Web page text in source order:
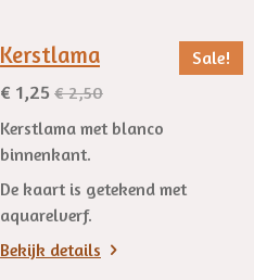
Sale!
Kerstlama
€ 1,25 € 2,50
Kerstlama met blanco
binnenkant.
De kaart is getekend met
aquarelverf.
Bekijk details